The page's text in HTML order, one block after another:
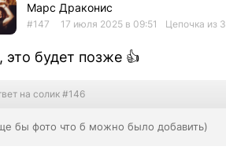
Марс Драконис
#147 17 июля 2025 в 09:51 Цепочка из 3
это будет позже 👍
на солик #146
бы фото что б можно было добавить)